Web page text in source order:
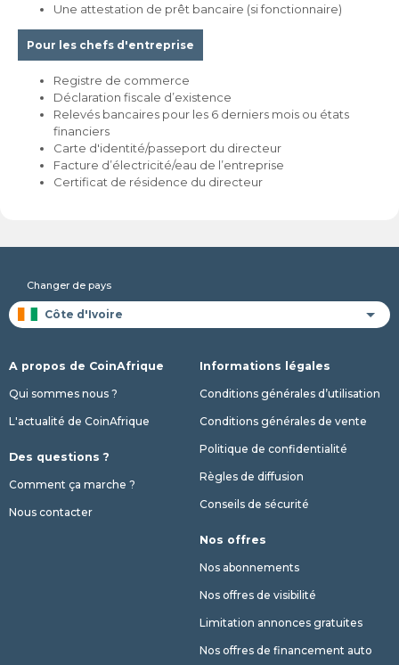
Une attestation de prêt bancaire (si fonctionnaire)
Pour les chefs d'entreprise
Registre de commerce
Déclaration fiscale d’existence
Relevés bancaires pour les 6 derniers mois ou états
financiers
Carte d'identité/passeport du directeur
Facture d’électricité/eau de l’entreprise
Certificat de résidence du directeur
Changer de pays
A propos de CoinAfrique
Qui sommes nous ?
L'actualité de CoinAfrique
Des questions ?
Comment ça marche ?
Nous contacter
Informations légales
Conditions générales d’utilisation
Conditions générales de vente
Politique de confidentialité
Règles de diffusion
Conseils de sécurité
Nos offres
Nos abonnements
Nos offres de visibilité
Limitation annonces gratuites
Nos offres de financement auto